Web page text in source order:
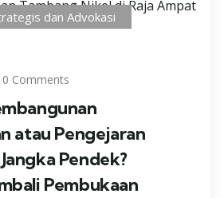
dan Advokasi
0 Comments
atau Pengejaran
Pendek?
Pembukaan